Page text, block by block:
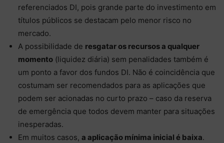
referenciados DI, pois grande parte do investimento em
títulos públicos se destacam pelo menor risco no
mercado.
A possibilidade de resgatar os recursos a qualquer
momento (liquidez diária) sem penalidades também é
um ponto a favor dos fundos DI. Não é coincidência que
costumam ser recomendados para as aplicações que
podem ser acionadas no curto prazo – caso da reserva
de emergência que todos devem manter para situações
inesperadas.
Em muitos casos, a aplicação mínima inicial é baixa.